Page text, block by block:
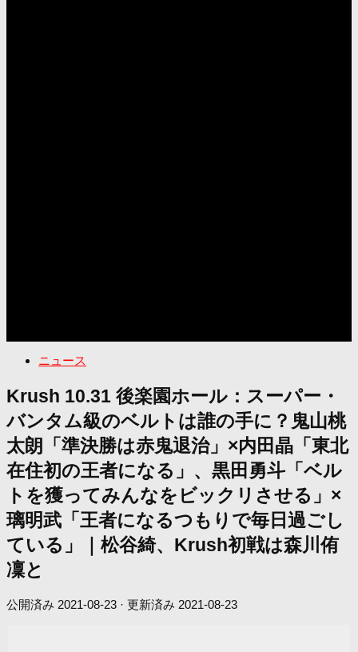
ニュース
Krush 10.31 後楽園ホール：スーパー・
バンタム級のベルトは誰の手に？鬼山桃
太朗「準決勝は赤鬼退治」×内田晶「東北
在住初の王者になる」、黒田勇斗「ベル
トを獲ってみんなをビックリさせる」×
璃明武「王者になるつもりで毎日過ごし
ている」｜松谷綺、Krush初戦は森川侑
凜と
公開済み 2021-08-23 · 更新済み 2021-08-23